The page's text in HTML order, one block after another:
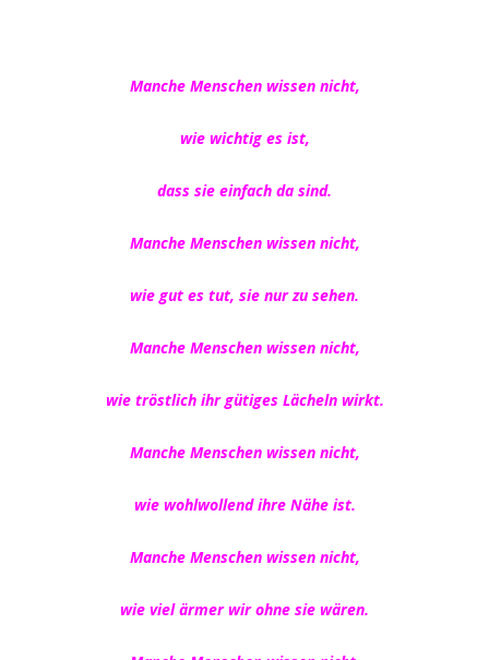
Manche Menschen wissen nicht,
wie wichtig es ist,
dass sie einfach da sind.
Manche Menschen wissen nicht,
wie gut es tut, sie nur zu sehen.
Manche Menschen wissen nicht,
wie tröstlich ihr gütiges Lächeln wirkt.
Manche Menschen wissen nicht,
wie wohlwollend ihre Nähe ist.
Manche Menschen wissen nicht,
wie viel ärmer wir ohne sie wären.